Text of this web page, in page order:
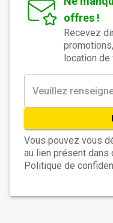
offres !
Recevez
location de
Vous pouvez vous
au lien présent dans
Politique de